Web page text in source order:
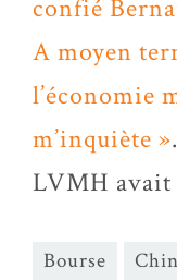
confié
A moyen
l’économie
m’inquiète »
LVMH avait
Bourse